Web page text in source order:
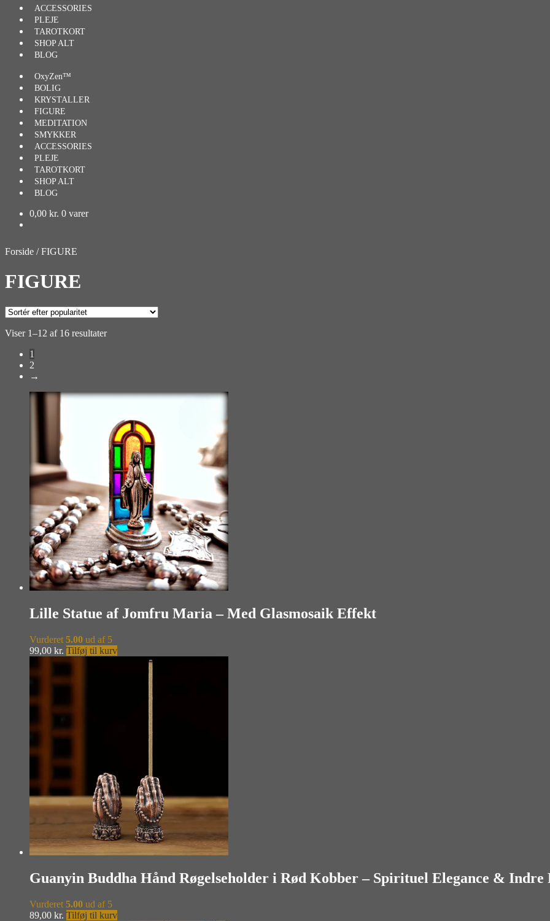
ACCESSORIES
PLEJE
TAROTKORT
SHOP ALT
BLOG
OxyZen™
BOLIG
KRYSTALLER
FIGURE
MEDITATION
SMYKKER
ACCESSORIES
PLEJE
TAROTKORT
SHOP ALT
BLOG
0,00 kr. 0 varer
Forside /FIGURE
FIGURE
Viser 1–12 af 16 resultaterSorteret
1
2
→
Lille Statue af Jomfru Maria – Med Glasmosaik Effekt
Vurderet 5.00 ud af 5
99,00 kr. Tilføj til kurv
Guanyin Buddha Hånd Røgelseholder i Rød Kobber – Spirituel Elegance & Indre
Vurderet 5.00 ud af 5
89,00 kr. Tilføj til kurv